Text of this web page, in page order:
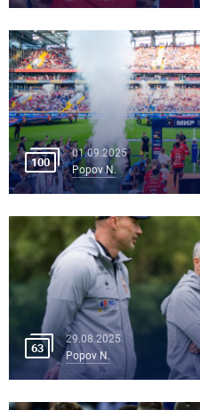
100
01.09.2025
Popov N.
63
29.08.2025
Popov N.